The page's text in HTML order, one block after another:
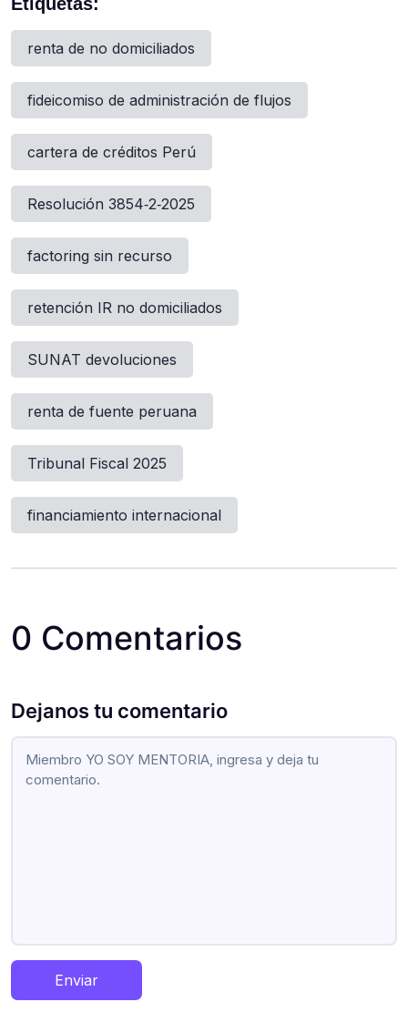
renta de no domiciliados
fideicomiso de administración de flujos
cartera de créditos Perú
Resolución 3854‑2‑2025
factoring sin recurso
retención IR no domiciliados
SUNAT devoluciones
renta de fuente peruana
Tribunal Fiscal 2025
financiamiento internacional
0 Comentarios
Dejanos tu comentario
Enviar